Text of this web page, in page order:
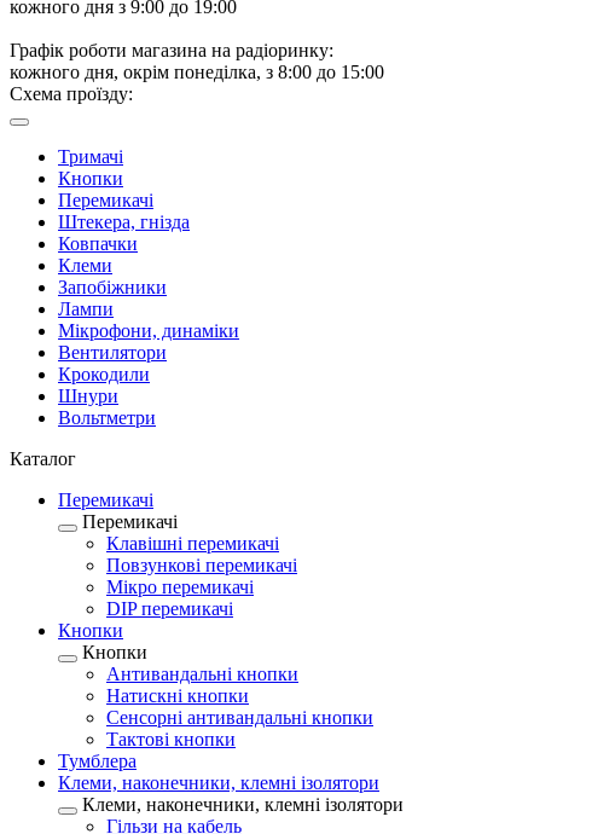
кожного дня з 9:00 до 19:00
Графік роботи магазина на радіоринку:
кожного дня, окрім понеділка, з 8:00 до 15:00
Схема проїзду:
Тримачі
Кнопки
Перемикачі
Штекера, гнізда
Ковпачки
Клеми
Запобіжники
Лампи
Мікрофони, динаміки
Вентилятори
Крокодили
Шнури
Вольтметри
Каталог
Перемикачі
Перемикачі
Клавішні перемикачі
Повзункові перемикачі
Мікро перемикачі
DIP перемикачі
Кнопки
Кнопки
Антивандальні кнопки
Натискні кнопки
Сенсорні антивандальні кнопки
Тактові кнопки
Тумблера
Клеми, наконечники, клемні ізолятори
Клеми, наконечники, клемні ізолятори
Гільзи на кабель